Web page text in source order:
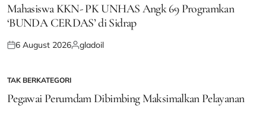
IN
Mahasiswa KKN- PK UNHAS Angk 69 Programkan
‘BUNDA CERDAS’ di Sidrap
Posted
6 August 2026Posted
gladoil
POSTED
IN
TAK BERKATEGORI
Pegawai Perumdam Dibimbing Maksimalkan Pelayanan